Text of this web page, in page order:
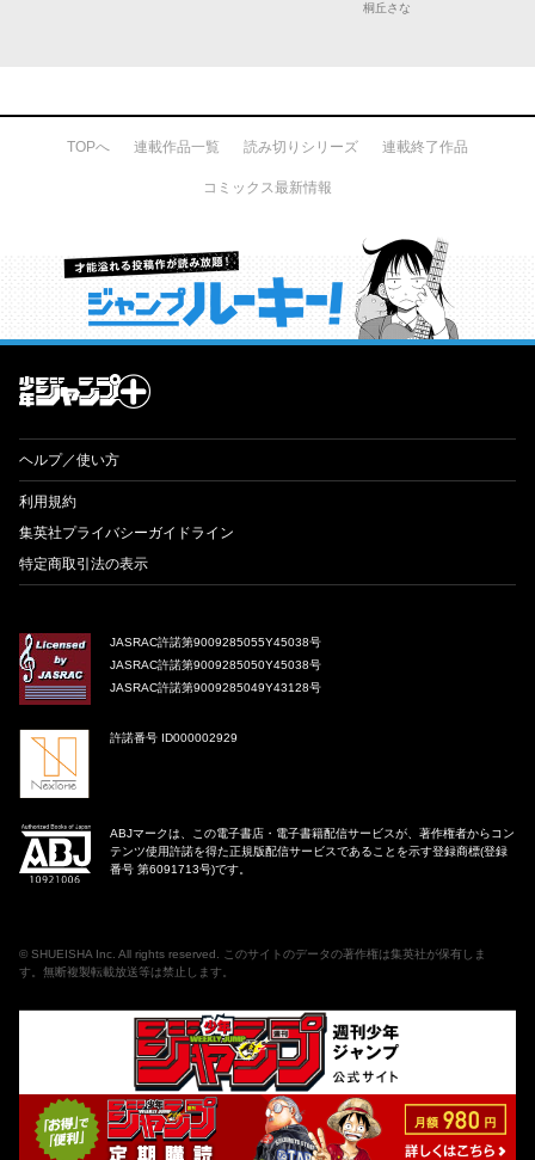
桐丘さな
TOPへ 連載作品一覧 読み切りシリーズ 連載終了作品
コミックス最新情報
才能溢れる投稿作が読み放題！ ジャンプルーキー！
ヘルプ／使い方
利用規約
集英社プライバシーガイドライン
特定商取引法の表示
JASRAC許諾第9009285055Y45038号
JASRAC許諾第9009285050Y45038号
JASRAC許諾第9009285049Y43128号
許諾番号 ID000002929
ABJマークは、この電子書店・電子書籍配信サービスが、著作権者からコン
テンツ使用許諾を得た正規版配信サービスであることを示す登録商標(登録
番号 第6091713号)です。
© SHUEISHA Inc. All rights reserved. このサイトのデータの著作権は集英社が保有しま
す。無断複製転載放送等は禁止します。